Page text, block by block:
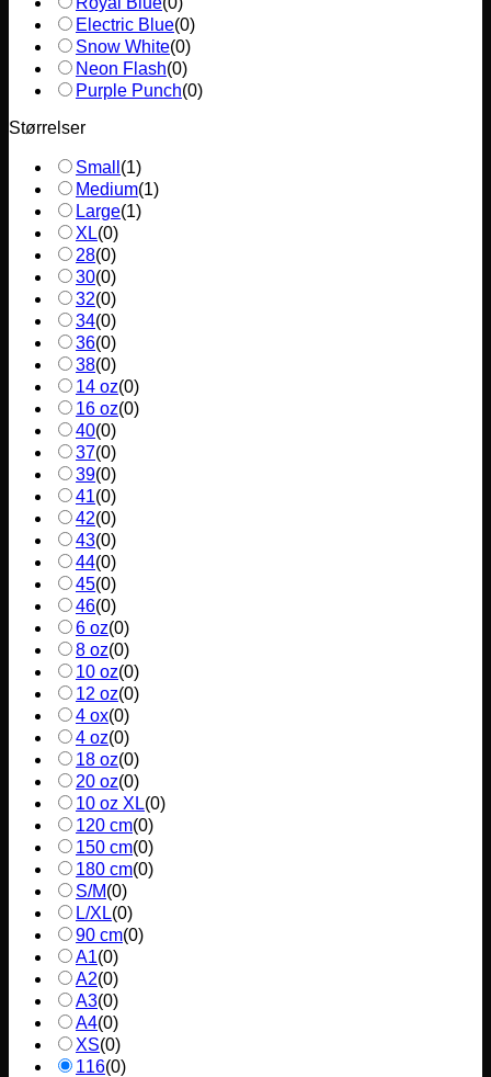
Electric Blue(0)
Snow White(0)
Neon Flash(0)
Purple Punch(0)
Størrelser
Small (1)
Medium(1)
Large(1)
XL(0)
28(0)
30(0)
32(0)
34(0)
36(0)
38(0)
14 oz(0)
16 oz(0)
40(0)
37(0)
39(0)
41(0)
42(0)
43(0)
44(0)
45(0)
46(0)
6 oz(0)
8 oz(0)
10 oz(0)
12 oz(0)
4 ox(0)
4 oz(0)
18 oz(0)
20 oz(0)
10 oz XL(0)
120 cm(0)
150 cm(0)
180 cm(0)
S/M(0)
L/XL(0)
90 cm(0)
A1(0)
A2(0)
A3(0)
A4(0)
XS(0)
116(0)